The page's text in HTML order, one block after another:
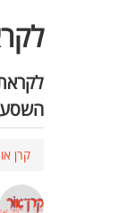
השסע
קרן
מצב שחור -